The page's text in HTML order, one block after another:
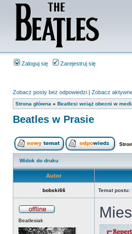
Zaloguj się Zarejestruj się
Zobacz posty bez odpowiedzi | Zobacz
Strona główna » Beatlesi wciąż obecni w
Beatles w Prasie
Widok do druku
Autor
bobski66 Temat postu:
Beatlesiak